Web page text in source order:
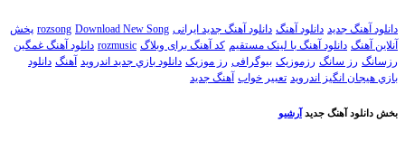
دانلود آهنگ جدید دانلود آهنگ دانلود آهنگ جدید ایرانی rozsong Download New Song
پخش
آنلاین آهنگ دانلود آهنگ با لینک مستقیم کد آهنگ برای وبلاگ rozmusic دانلود آهنگ غمگین
رزسانگ رز سانگ رزموزیک بیوگرافی رز موزیک دانلود بازي جديد اندرويد آهنگ دانلود
بازي هيجان انگيز اندرويد تعبیر خواب آهنگ جدید
بخش دانلود آهنگ جدید آرشیو